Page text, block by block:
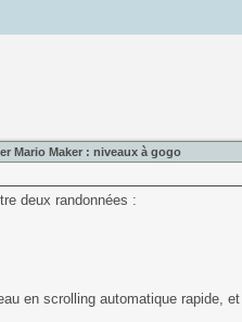
Mario Maker : niveaux à gogo
deux randonnées :
en scrolling automatique rapide,